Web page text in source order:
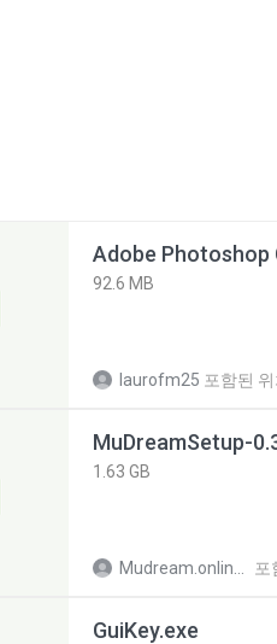
92.6 MB
laurofm25 포함된 위
MuDreamSetup-
1.63 GB
포
GuiKey.exe